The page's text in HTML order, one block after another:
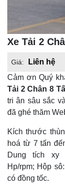
Xe Tải 2
Giá:
Liên hệ
Cảm ơn Quý
Tải 2 Chân 8
tri ân sâu sắc
đã ghé thăm
Kích thước
hoá từ 7 tấn
Dung tích xy
Hp/rpm; Hộp
có đồng tốc.